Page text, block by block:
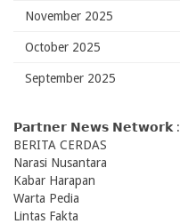
November 2025
October 2025
September 2025
𝗣𝗮𝗿𝘁𝗻𝗲𝗿 𝗡𝗲𝘄𝘀 𝗡𝗲𝘁𝘄𝗼𝗿𝗸 :
BERITA CERDAS
Narasi Nusantara
Kabar Harapan
Warta Pedia
Lintas Fakta